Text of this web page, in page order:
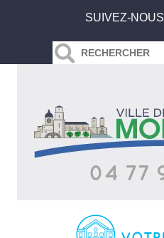
SUIVEZ-